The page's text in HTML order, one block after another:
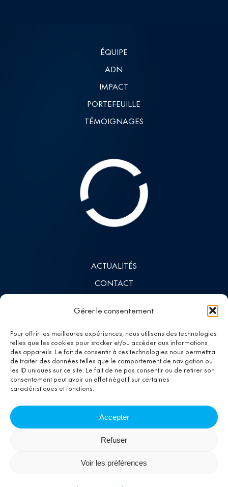
Gérer le consentement
Pour offrir les meilleures expériences, nous utilisons des technologies
telles que les cookies pour stocker et/ou accéder aux informations
des appareils. Le fait de consentir à ces technologies nous permettra
de traiter des données telles que le comportement de navigation ou
les ID uniques sur ce site. Le fait de ne pas consentir ou de retirer son
consentement peut avoir un effet négatif sur certaines
caractéristiques et fonctions.
Accepter
Refuser
Voir les préférences
ÉQUIPE
ADN
IMPACT
PORTEFEUILLE
TÉMOIGNAGES
ACTUALITÉS
CONTACT
LINKEDIN
Investing in
progress